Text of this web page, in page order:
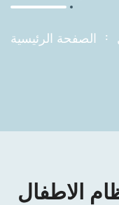
الصفحة الرئيسية
الاطفال